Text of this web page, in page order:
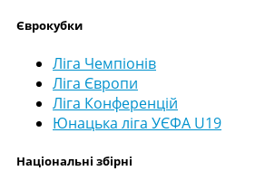
Єврокубки
Ліга Чемпіонів
Ліга Європи
Ліга Конференцій
Юнацька ліга УЄФА U19
Національні збірні